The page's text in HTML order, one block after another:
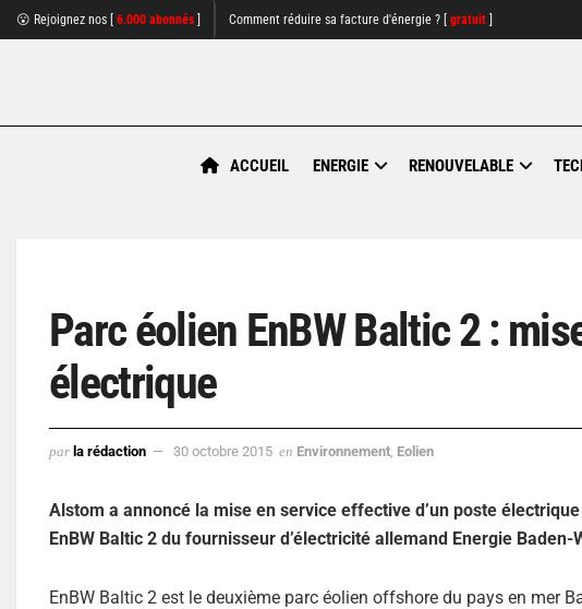
😮 Rejoignez nos [ 6.000 abonnés Comment réduire sa facture d'énergie ? [ gratuit
ACCUEIL ENERGIE RENOUVELABLE
Parc éolien EnBW Baltic 2 :
électrique
par la rédaction 30 octobre 2015 en Environnement Eolien
Alstom a annoncé la mise en service effective d’un poste
EnBW Baltic 2 du fournisseur d’électricité allemand Energie Baden-
EnBW Baltic 2 est le deuxième parc éolien offshore du pays en mer